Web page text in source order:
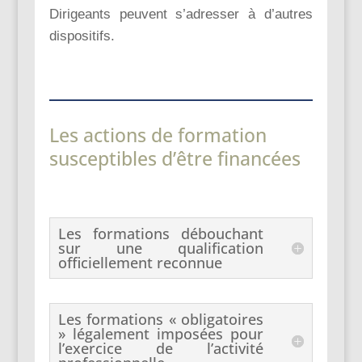
Dirigeants peuvent s’adresser à d’autres
dispositifs.
Les actions de formation
susceptibles d’être financées
Les formations débouchant
sur une qualification
officiellement reconnue
Les formations « obligatoires
» légalement imposées pour
l’exercice de l’activité